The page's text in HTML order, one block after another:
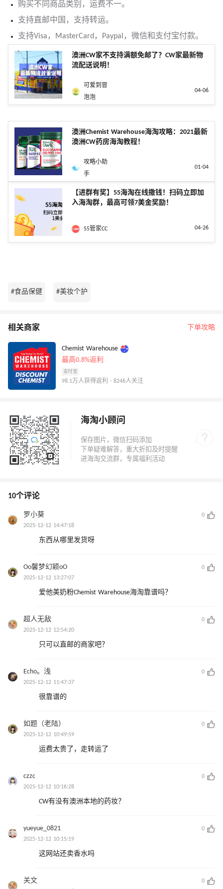
购买不同商品类别，运费不一。
支持直邮中国，支持转运。
支持Visa，MasterCard，Paypal，微信和支付宝付款。
澳洲CW家不支持满额免邮了？CW家最新物
流配送说明！
可爱到冒
泡泡
04-06
澳洲Chemist Warehouse海淘攻略：2021最新
澳洲CW药房海淘教程！
攻略小助
手
01-04
【进群有奖】55海淘在线撒钱！扫码立即加
入海淘群，最高可领7美金奖励！
55管家CC 04-26
#食品保健 #美妆个护
相关商家 下单攻略
Chemist Warehouse
最高0.8%返利
支付宝
98.1万人获得返利 · 8246人关注
海淘小顾问
10个评论
罗小葵
0
2025-12-12 14:47:18
东西从哪里发货呀
Oo馨梦幻颖oO
0
2025-12-12 13:27:07
爱他美奶粉Chemist Warehouse海淘靠谱吗？
超人无敌
0
2025-12-12 12:54:20
只可以直邮的商家吧？
Echo。浅
0
2025-12-12 11:47:37
很靠谱的
如题（老陆）
0
2025-12-12 10:49:59
运费太贵了，走转运了
czzc
0
2025-12-12 10:16:28
CW有没有澳洲本地的药妆？
yueyue_0821
0
2025-12-12 10:15:19
这网站还卖香水吗
关文
0